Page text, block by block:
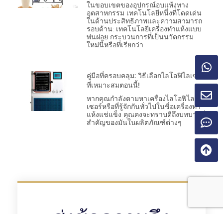
ในขอบเขตของอุปกรณ์อบแห้งทาง
อุตสาหกรรม เทคโนโลยีหนึ่งที่โดดเด่น
ในด้านประสิทธิภาพและความสามารถ
รอบด้าน: เทคโนโลยีเครื่องทำแห้งแบบ
พ่นฝอย กระบวนการที่เป็นนวัตกรรม
ใหม่นี้หรือที่เรียกว่า
คู่มือที่ครอบคลุม: วิธีเลือกไลโอฟิไลเซอร์
ที่เหมาะสมตอนนี้!
หากคุณกำลังตามหาเครื่องไลโอฟิไล
เซอร์หรือที่รู้จักกันทั่วไปในชื่อเครื่องทำ
แห้งแช่แข็ง คุณคงจะทราบดีถึงบทบาทที่
สำคัญของมันในผลิตภัณฑ์ต่างๆ